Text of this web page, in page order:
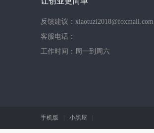
反馈建议：xiaotuzi2018@foxmail.com
客服电话：
工作时间：周一到周六
手机版 小黑屋